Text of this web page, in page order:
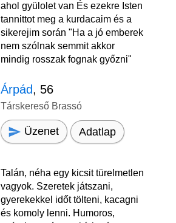
ahol gyülolet van És ezekre Isten
tannittot meg a kurdacaim és a
sikerejim során "Ha a jó emberek
nem szólnak semmit akkor
mindig rosszak fognak győzni"
Árpád, 56
Társkereső Brassó
Üzenet Adatlap
Talán, néha egy kicsit türelmetlen
vagyok. Szeretek játszani,
gyerekekkel időt tölteni, kacagni
és komoly lenni. Humoros,